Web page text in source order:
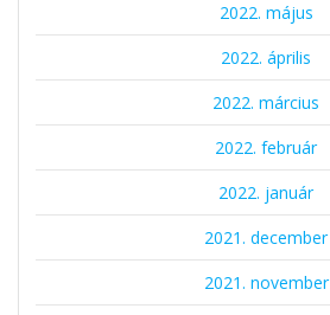
2022. május
2022. április
2022. március
2022. február
2022. január
2021. december
2021. november